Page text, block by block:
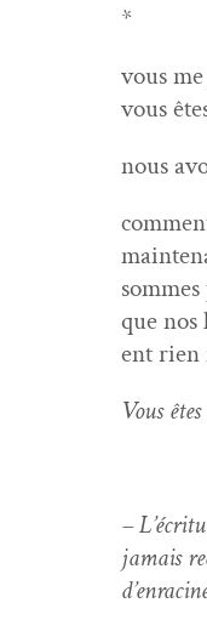
*
vous
vous
nous
que
ent rien
Vous
–
jamais